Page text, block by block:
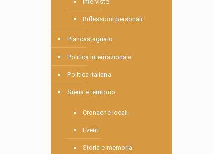
Riflessioni personali
Piancastagnaio
Politica internazionale
Politica Italiana
Siena e territorio
Cronache locali
Eventi
Storia e memoria